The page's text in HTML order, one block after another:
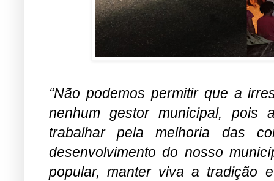
“Não podemos permitir que a
nenhum gestor municipal,
trabalhar pela melhoria das
desenvolvimento do nosso
popular, manter viva a tradição